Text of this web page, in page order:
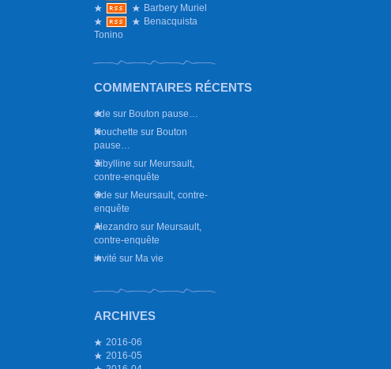
Barbery Muriel
Benacquista
Tonino
COMMENTAIRES RÉCENTS
ode sur Bouton pause…
Nouchette sur Bouton
pause…
Sibylline sur Meursault,
contre-enquête
Ode sur Meursault, contre-
enquête
Alezandro sur Meursault,
contre-enquête
invité sur Ma vie
ARCHIVES
2016-06
2016-05